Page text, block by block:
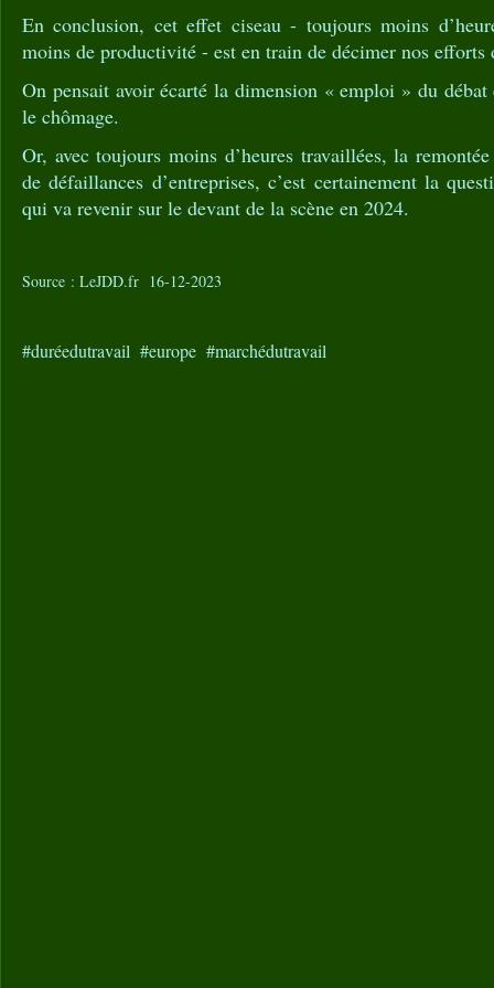
En conclusion, cet effet ciseau - toujours moins
moins de productivité - est en train de décimer nos
On pensait avoir écarté la dimension « emploi » du débat
le chômage.
Or, avec toujours moins d’heures travaillées, la
de défaillances d’entreprises, c’est certainement la
qui va revenir sur le devant de la scène en 2024.
Source : LeJDD.fr 16-12-2023
#duréedutravail #europe #marchédutravail